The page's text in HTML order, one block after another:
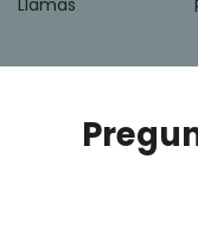
Llamas